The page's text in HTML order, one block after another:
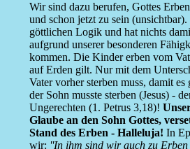
Wir sind dazu berufen, Gottes
und schon jetzt zu sein
göttlichen Logik und hat nichts
aufgrund unserer besonderen
kommen. Die Kinder erben vom
auf Erden gilt. Nur mit dem
Vater vorher sterben muss, damit
der Sohn musste sterben (Jesus) -
Ungerechten (1. Petrus 3,18)!
Glaube an den Sohn Gottes,
Stand des Erben - Halleluja! In
wir: ''In ihm sind wir auch zu Erben